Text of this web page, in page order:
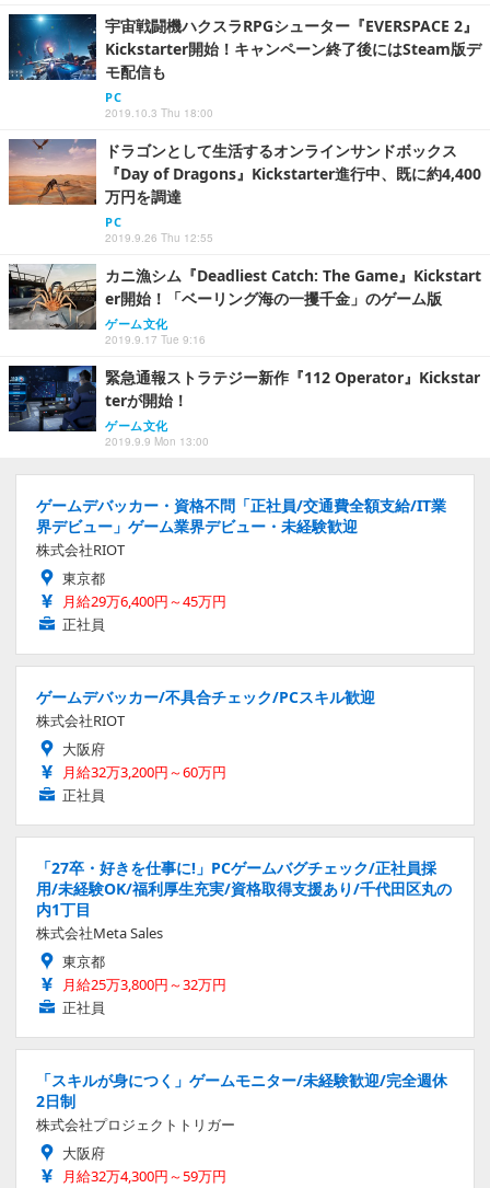
宇宙戦闘機ハクスラRPGシューター『EVERSPACE 2』
Kickstarter開始！キャンペーン終了後にはSteam版デ
モ配信も
PC
2019.10.3 Thu 18:00
ドラゴンとして生活するオンラインサンドボックス
『Day of Dragons』Kickstarter進行中、既に約4,400
万円を調達
PC
2019.9.26 Thu 12:55
カニ漁シム『Deadliest Catch: The Game』Kickstart
er開始！「ベーリング海の一攫千金」のゲーム版
ゲーム文化
2019.9.17 Tue 9:16
緊急通報ストラテジー新作『112 Operator』Kickstar
terが開始！
ゲーム文化
2019.9.9 Mon 13:00
ゲームデバッカー・資格不問「正社員/交通費全額支給/IT業
界デビュー」ゲーム業界デビュー・未経験歓迎
株式会社RIOT
東京都
月給29万6,400円～45万円
正社員
ゲームデバッカー/不具合チェック/PCスキル歓迎
株式会社RIOT
大阪府
月給32万3,200円～60万円
正社員
「27卒・好きを仕事に!」PCゲームバグチェック/正社員採
用/未経験OK/福利厚生充実/資格取得支援あり/千代田区丸の
内1丁目
株式会社Meta Sales
東京都
月給25万3,800円～32万円
正社員
「スキルが身につく」ゲームモニター/未経験歓迎/完全週休
2日制
株式会社プロジェクトトリガー
大阪府
月給32万4,300円～59万円